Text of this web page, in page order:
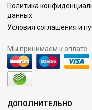
Политика
данных
Условия соглашения и
Мы принимаем к оплате
ДОПОЛНИТЕЛЬНО